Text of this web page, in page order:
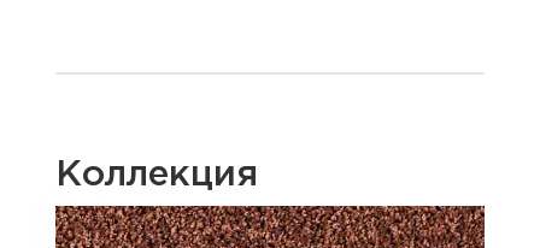
Коллекция